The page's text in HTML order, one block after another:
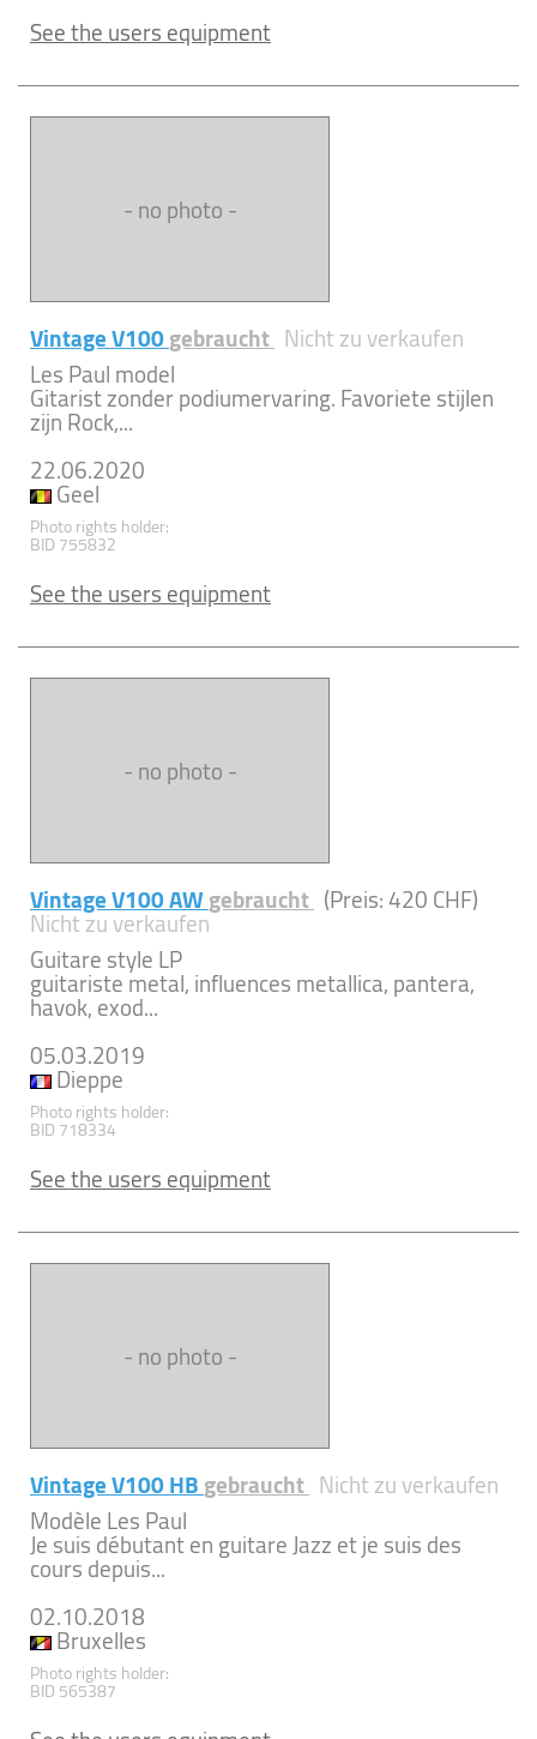
See the users equipment
- no photo -
Vintage V100gebraucht Nicht zu verkaufen
Les Paul model
Gitarist zonder podiumervaring. Favoriete stijlen
zijn Rock,...
22.06.2020
Geel
Photo rights holder:
BID 755832
See the users equipment
- no photo -
Vintage V100 AWgebraucht (Preis: 420 CHF)
Nicht zu verkaufen
Guitare style LP
guitariste metal, influences metallica, pantera,
havok, exod...
05.03.2019
Dieppe
Photo rights holder:
BID 718334
See the users equipment
- no photo -
Vintage V100 HBgebraucht Nicht zu verkaufen
Modèle Les Paul
Je suis débutant en guitare Jazz et je suis des
cours depuis...
02.10.2018
Bruxelles
Photo rights holder:
BID 565387